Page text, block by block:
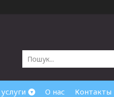
О нас Контакты